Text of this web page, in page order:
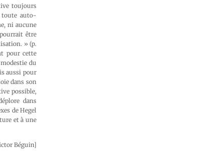
toujours
toute auto-
ni aucune
être
» (p.
pour cette
du
aussi pour
dans son
possible,
dans
de Hegel
et à une
Béguin]